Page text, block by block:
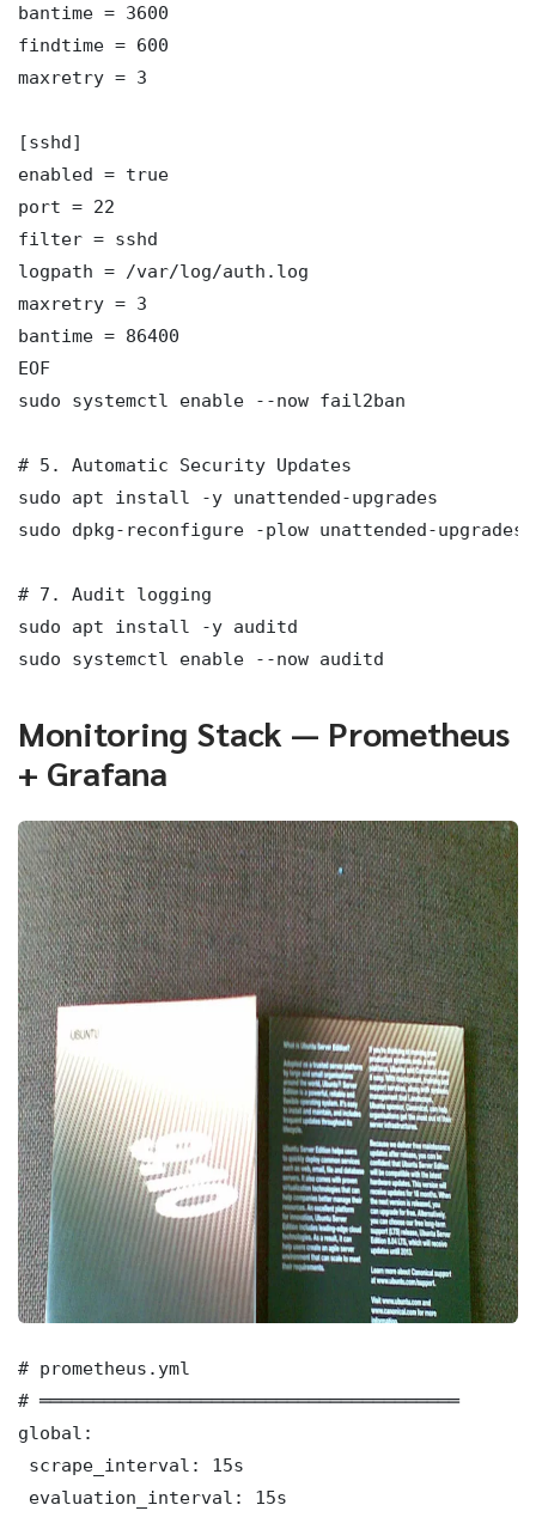
bantime = 3600
findtime = 600
maxretry = 3
[sshd]
enabled = true
port = 22
filter = sshd
logpath = /var/log/auth.log
maxretry = 3
bantime = 86400
EOF
sudo systemctl enable --now fail2ban
# 5. Automatic Security Updates
sudo apt install -y unattended-upgrades
sudo dpkg-reconfigure -plow unattended-upgrades
# 7. Audit logging
sudo apt install -y auditd
sudo systemctl enable --now auditd
Monitoring Stack — Prometheus
+ Grafana
# prometheus.yml
# ═══════════════════════════════════════
global:
scrape_interval: 15s
evaluation_interval: 15s